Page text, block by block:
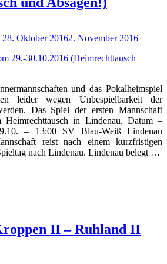
28. Oktober 20162. November 2016
und das Pokalheimspiel
leider wegen Unbespielbarkeit der
Das Spiel der ersten Mannschaft
Heimrechttausch in Lindenau. Datum –
– 13:00 SV Blau-Weiß Lindenau
reist nach einem kurzfristigen
nach Lindenau. Lindenau belegt …
II – Ruhland II